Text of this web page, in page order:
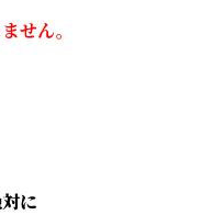
せん。
に